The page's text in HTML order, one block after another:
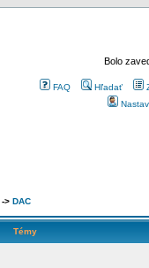
Bolo
FAQ Hľadať
-> DAC
Témy